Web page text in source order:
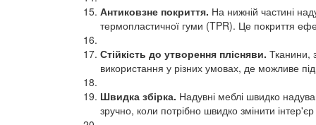
Антиковзне покриття. На нижній частині
термопластичної гуми (TPR). Це покриття
Стійкість до утворення плісняви. Тканини,
використання у різних умовах, де можливе
Швидка збірка. Надувні меблі швидко
зручно, коли потрібно швидко змінити